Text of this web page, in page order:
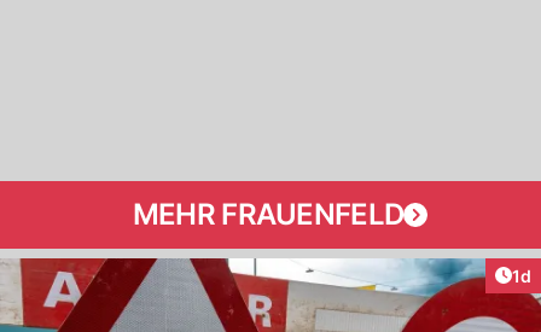
MEHR FRAUENFELD
1d